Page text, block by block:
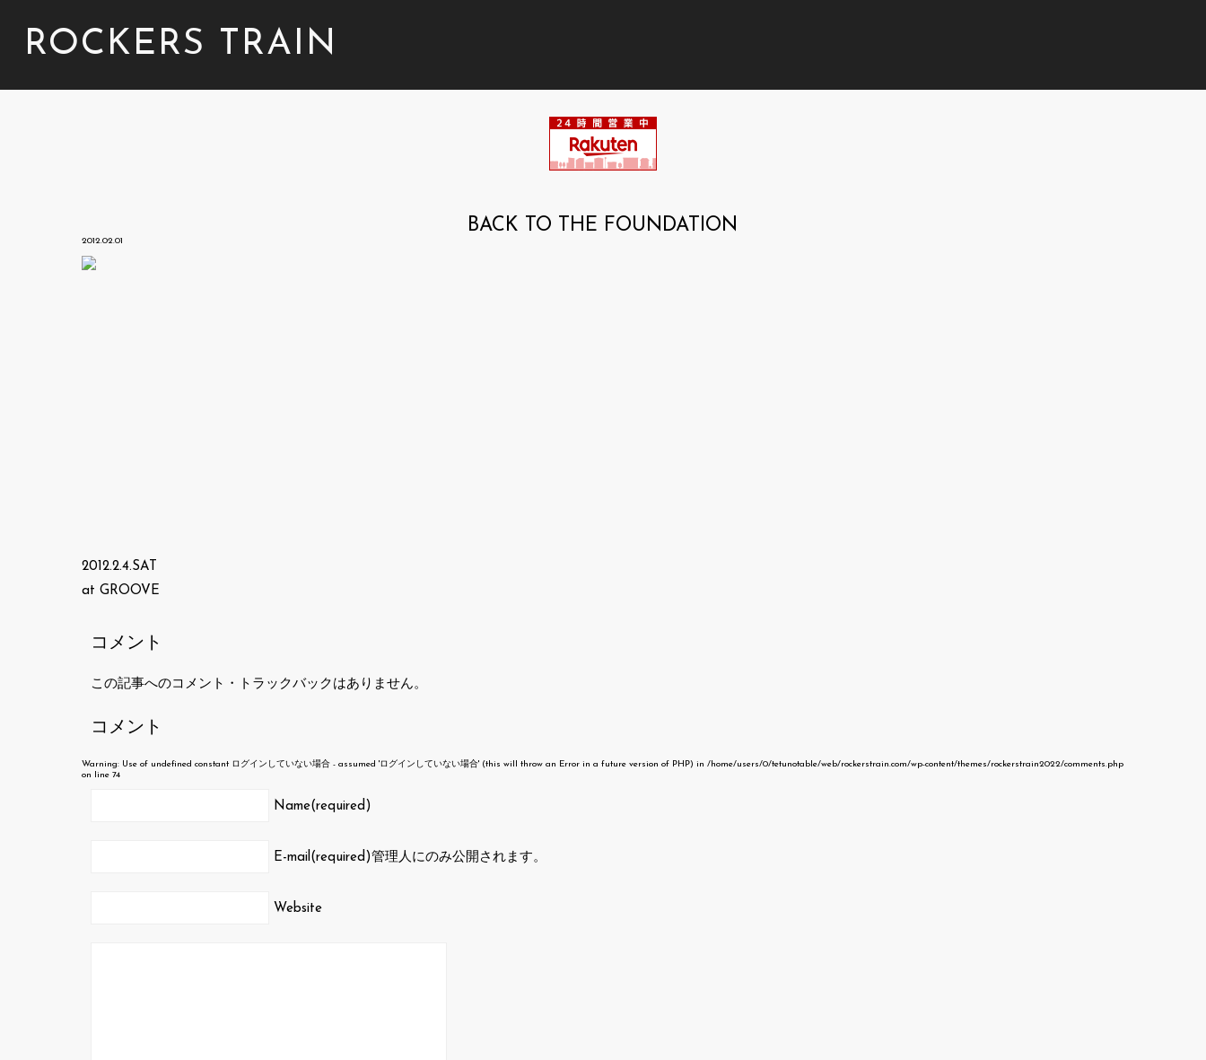
ROCKERS TRAIN
BACK TO THE FOUNDATION
2012.02.01
2012.2.4.SAT
at GROOVE
コメント
この記事へのコメント・トラックバックはありません。
コメント
Warning: Use of undefined constant ログインしていない場合 - assumed 'ログインしていない場合' (this will throw an Error in a future version of PHP) in/home/users/0/tetunotable/web/rockerstrain.com/wp-content/themes/rockerstrain2022/comments.php
on line74
Name(required)
E-mail(required)管理人にのみ公開されます。
Website